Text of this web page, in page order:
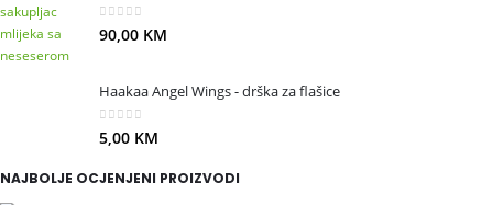
0out of 5
90,00 KM
Haakaa Angel Wings - drška za flašice
0 out of 5
5,00 KM
NAJBOLJE OCJENJENI PROIZVODI